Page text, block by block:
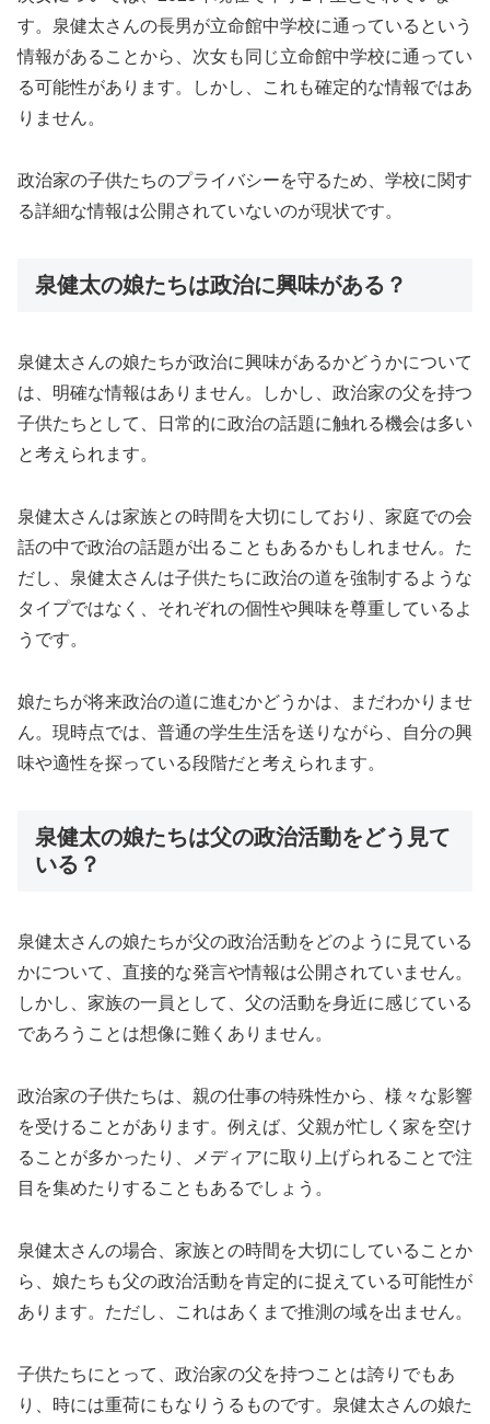
す。泉健太さんの長男が立命館中学校に通っているという
情報があることから、次女も同じ立命館中学校に通ってい
る可能性があります。しかし、これも確定的な情報ではあ
りません。
政治家の子供たちのプライバシーを守るため、学校に関す
る詳細な情報は公開されていないのが現状です。
泉健太の娘たちは政治に興味がある？
泉健太さんの娘たちが政治に興味があるかどうかについて
は、明確な情報はありません。しかし、政治家の父を持つ
子供たちとして、日常的に政治の話題に触れる機会は多い
と考えられます。
泉健太さんは家族との時間を大切にしており、家庭での会
話の中で政治の話題が出ることもあるかもしれません。た
だし、泉健太さんは子供たちに政治の道を強制するような
タイプではなく、それぞれの個性や興味を尊重しているよ
うです。
娘たちが将来政治の道に進むかどうかは、まだわかりませ
ん。現時点では、普通の学生生活を送りながら、自分の興
味や適性を探っている段階だと考えられます。
泉健太の娘たちは父の政治活動をどう見て
いる？
泉健太さんの娘たちが父の政治活動をどのように見ている
かについて、直接的な発言や情報は公開されていません。
しかし、家族の一員として、父の活動を身近に感じている
であろうことは想像に難くありません。
政治家の子供たちは、親の仕事の特殊性から、様々な影響
を受けることがあります。例えば、父親が忙しく家を空け
ることが多かったり、メディアに取り上げられることで注
目を集めたりすることもあるでしょう。
泉健太さんの場合、家族との時間を大切にしていることか
ら、娘たちも父の政治活動を肯定的に捉えている可能性が
あります。ただし、これはあくまで推測の域を出ません。
子供たちにとって、政治家の父を持つことは誇りでもあ
り、時には重荷にもなりうるものです。泉健太さんの娘た